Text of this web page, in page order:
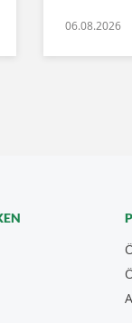
06.08.2026